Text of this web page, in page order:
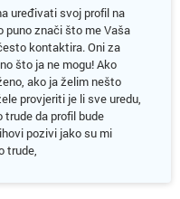
uređivati svoj profil na
puno znači što me Vaša
kontaktira. Oni za
što ja ne mogu! Ako
ako ja želim nešto
provjeriti je li sve uredu,
da profil bude
pozivi jako su mi
trude,